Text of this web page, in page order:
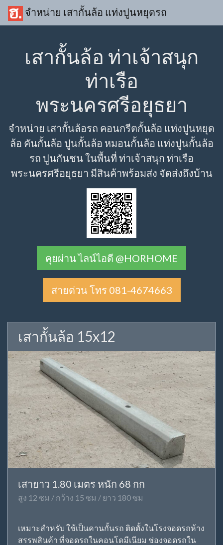
จำหน่าย เสากั้นล้อ แท่งปูนหยุดรถ
เสากั้นล้อ ท่าเจ้าสนุก
ท่าเรือ
พระนครศรีอยุธยา
จำหน่าย เสากั้นล้อรถ คอนกรีตกั้นล้อ แท่งปูนหยุด
ล้อ คันกั้นล้อ ปูนกั้นล้อ หมอนกั้นล้อ แท่งปูนกั้นล้อ
รถ ปูนกันชน ในพื้นที่ ท่าเจ้าสนุก ท่าเรือ
พระนครศรีอยุธยา มีสินค้าพร้อมส่ง จัดส่งถึงบ้าน
คุยผ่าน ไลน์ไอดี @HORHOME
สายด่วน โทร 081-4674663
เสากั้นล้อ 15x12
เสายาว 1.80 เมตร หนัก 68 กก
สูง 12 ซม / กว้าง 15 ซม / ยาว 180 ซม
เหมาะสำหรับ ใช้เป็นคานกั้นรถ ติดตั้งในโรงจอดรถห้าง
สรรพสินค้า ที่จอดรถในคอนโดมีเนียม ช่องจอดรถใน